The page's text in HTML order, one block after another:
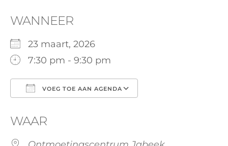
WANNEER
23 maart, 2026
7:30 pm - 9:30 pm
VOEG TOE AAN AGENDA
WAAR